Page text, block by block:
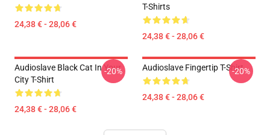
24,38 € - 28,06 €
T-Shirts
24,38 € - 28,06 €
Audioslave Black Cat In Your
City T-Shirt
24,38 € - 28,06 €
-20% Audioslave Fingertip T-Shirt
24,38 € - 28,06 €
-20%